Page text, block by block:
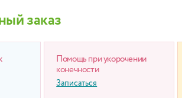
заказ
Помощь при укорочении
конечности
Записаться